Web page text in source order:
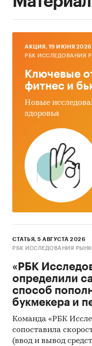
AКЦИЯ, 19 ИЮНЯ 2026
РБК ИССЛЕДОВАНИЯ
Ключевые
фитнес и
Новые
здоровья
СТАТЬЯ, 5 АВГУСТА 2026
РБК ИССЛЕДОВАНИЯ
«РБК
определили
способ
букмекера и
Команда «РБК
сопоставила
(ввод и вывод